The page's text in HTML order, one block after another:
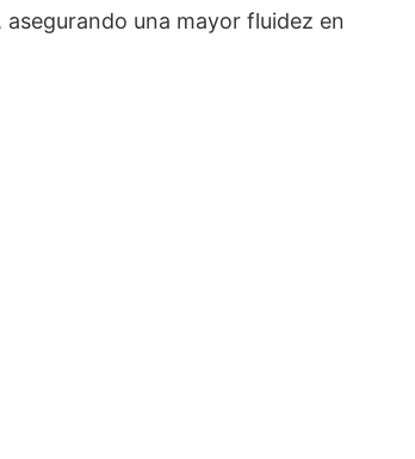
asegurando una mayor fluidez en